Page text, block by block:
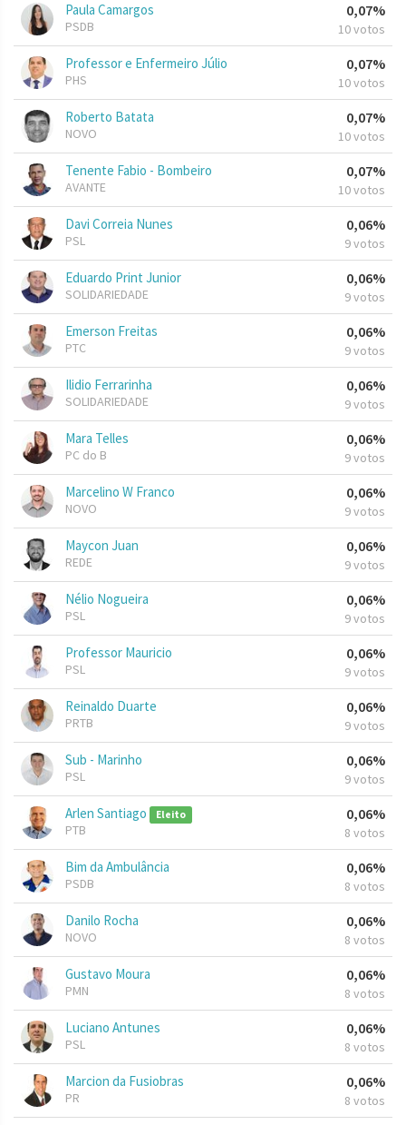
Paula Camargos
PSDB
0,07%
10 votos
Professor e Enfermeiro Júlio
PHS
0,07%
10 votos
Roberto Batata
NOVO
0,07%
10 votos
Tenente Fabio - Bombeiro
AVANTE
0,07%
10 votos
Davi Correia Nunes
PSL
0,06%
9 votos
Eduardo Print Junior
SOLIDARIEDADE
0,06%
9 votos
Emerson Freitas
PTC
0,06%
9 votos
Ilidio Ferrarinha
SOLIDARIEDADE
0,06%
9 votos
Mara Telles
PC do B
0,06%
9 votos
Marcelino W Franco
NOVO
0,06%
9 votos
Maycon Juan
REDE
0,06%
9 votos
Nélio Nogueira
PSL
0,06%
9 votos
Professor Mauricio
PSL
0,06%
9 votos
Reinaldo Duarte
PRTB
0,06%
9 votos
Sub - Marinho
PSL
0,06%
9 votos
Arlen Santiago Eleito
PTB
0,06%
8 votos
Bim da Ambulância
PSDB
0,06%
8 votos
Danilo Rocha
NOVO
0,06%
8 votos
Gustavo Moura
PMN
0,06%
8 votos
Luciano Antunes
PSL
0,06%
8 votos
Marcion da Fusiobras
PR
0,06%
8 votos